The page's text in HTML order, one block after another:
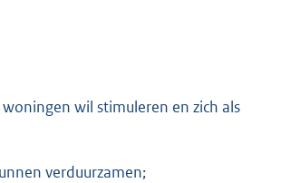
wil stimuleren en zich als
verduurzamen;